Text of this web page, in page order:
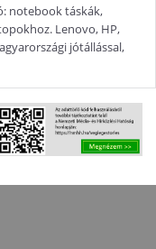
notebook táskák,
Lenovo, HP,
jótállással,